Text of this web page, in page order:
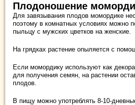
Плодоношение
Для завязывания плодов момордике
поэтому в комнатных условиях можно
пыльцу с мужских цветков на женские.
На грядках растение опыляется с
Если момордику используют как
для получения семян, на растении
плодов.
В пищу можно употреблять 8-10-